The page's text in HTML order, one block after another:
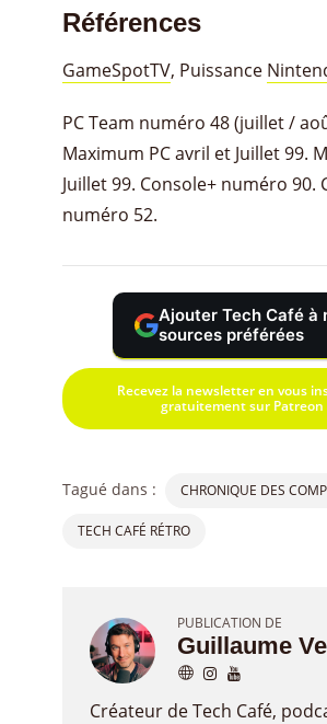
Références
GameSpotTV, Puissance
PC Team numéro 48 (juillet /
Maximum PC avril et Juillet 99.
Juillet 99. Console+ numéro 90.
numéro 52.
Ajouter Tech Café à
sources préférées
Recevez la newsletter en vous
gratuitement sur Patreon
Tagué dans : CHRONIQUE DES
TECH CAFÉ RÉTRO
PUBLICATION DE
Guillaume
Créateur de Tech Café,